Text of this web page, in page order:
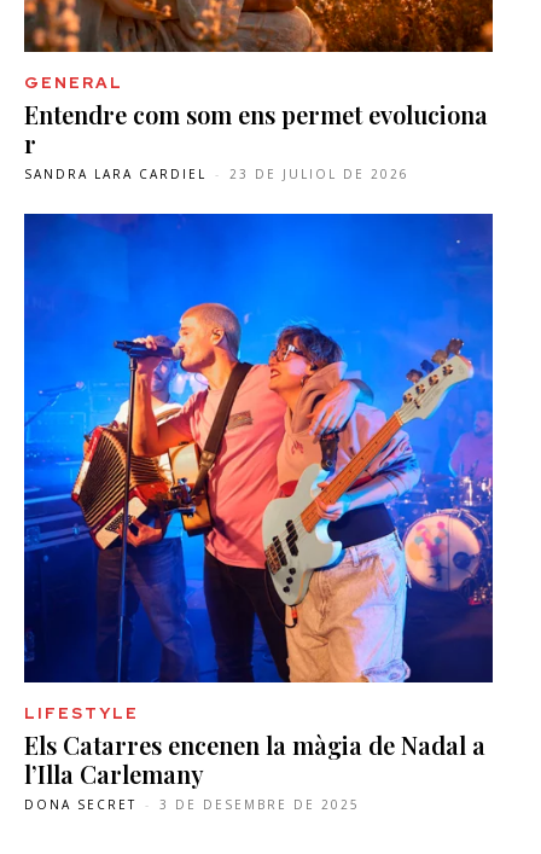
GENERAL
Entendre com som ens permet evoluciona
r
SANDRA LARA CARDIEL - 23 DE JULIOL DE 2026
LIFESTYLE
Els Catarres encenen la màgia de Nadal a
l’Illa Carlemany
DONA SECRET - 3 DE DESEMBRE DE 2025